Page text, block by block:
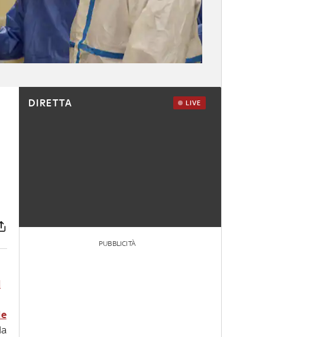
DIRETTA LIVE
PUBBLICITÀ